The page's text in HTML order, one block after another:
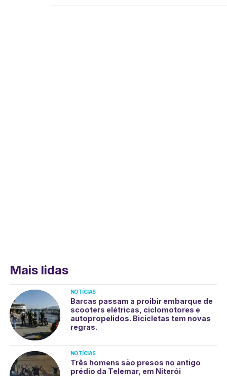
Mais lidas
NOTÍCIAS
Barcas passam a proibir embarque de
scooters elétricas, ciclomotores e
autopropelidos. Bicicletas tem novas
regras.
NOTÍCIAS
Três homens são presos no antigo
prédio da Telemar, em Niterói